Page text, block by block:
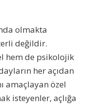
olmakta
değildir.
hem de psikolojik
her açıdan
amaçlayan özel
isteyenler, açlığa